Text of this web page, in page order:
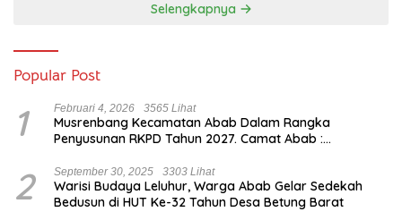
Selengkapnya
Popular Post
1 Februari 4, 2026 3565 Lihat
Musrenbang Kecamatan Abab Dalam Rangka
Penyusunan RKPD Tahun 2027. Camat Abab :
2 September 30, 2025 3303 Lihat
Warisi Budaya Leluhur, Warga Abab Gelar Sedekah
Bedusun di HUT Ke-32 Tahun Desa Betung Barat